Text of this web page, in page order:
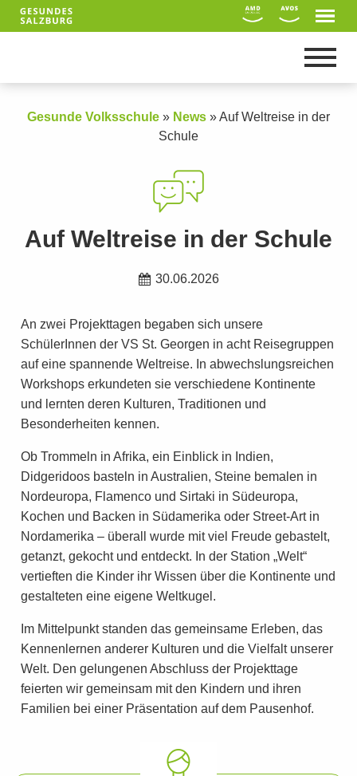
Gesunde Volksschule » News »Auf Weltreise in der
Schule
Auf Weltreise in der Schule
30.06.2026
An zwei Projekttagen begaben sich unsere
SchülerInnen der VS St. Georgen in acht Reisegruppen
auf eine spannende Weltreise. In abwechslungsreichen
Workshops erkundeten sie verschiedene Kontinente
und lernten deren Kulturen, Traditionen und
Besonderheiten kennen.
Ob Trommeln in Afrika, ein Einblick in Indien,
Didgeridoos basteln in Australien, Steine bemalen in
Nordeuropa, Flamenco und Sirtaki in Südeuropa,
Kochen und Backen in Südamerika oder Street-Art in
Nordamerika – überall wurde mit viel Freude gebastelt,
getanzt, gekocht und entdeckt. In der Station „Welt“
vertieften die Kinder ihr Wissen über die Kontinente und
gestalteten eine eigene Weltkugel.
Im Mittelpunkt standen das gemeinsame Erleben, das
Kennenlernen anderer Kulturen und die Vielfalt unserer
Welt. Den gelungenen Abschluss der Projekttage
feierten wir gemeinsam mit den Kindern und ihren
Familien bei einer Präsentation auf dem Pausenhof.